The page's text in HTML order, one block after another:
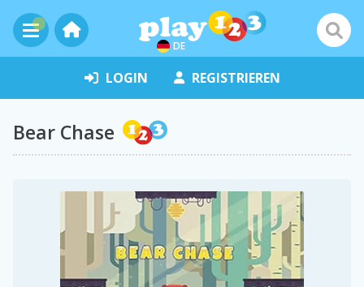
DE
LOGIN REGISTRIEREN
Bear Chase